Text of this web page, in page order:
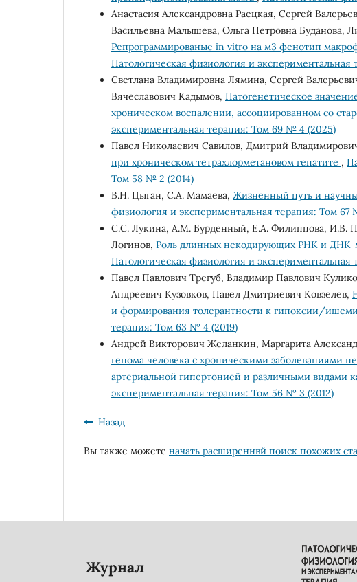
Анастасия Александровна Раецкая, Сергей
Васильевна Малышева, Ольга Петровна
Репрограммированые in vitro на м3 фенотип
Патологическая физиология и
Светлана Владимировна Лямина, Сергей
Вячеславович Кадымов, Патогенетическое
хроническом воспалении, ассоциированном со
экспериментальная терапия: Том 69 № 4 (2025)
Павел Николаевич Савилов, Дмитрий
при хроническом тетрахлорметановом гепатите ,
Том 58 № 2 (2014)
В.Н. Цыган, С.А. Мамаева, Жизненный путь и
физиология и экспериментальная терапия: Том 67
С.С. Лукина, А.М. Бурденный, Е.А. Филиппова, И.В.
Логинов, Роль длинных некодирующих РНК и ДНК-
Патологическая физиология и
Павел Павлович Трегуб, Владимир Павлович
Андреевич Кузовков, Павел Дмитриевич Ковзелев,
и формирования толерантности к гипоксии/
терапия: Том 63 № 4 (2019)
Андрей Викторович Желанкин, Маргарита
генома человека с хроническими заболеваниями
артериальной гипертонией и различными видами
экспериментальная терапия: Том 56 № 3 (2012)
Назад
Вы также можете начать расширеннвй поиск похожих
Журнал